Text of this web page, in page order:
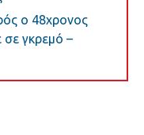
ο 48χρονος
γκρεμό –